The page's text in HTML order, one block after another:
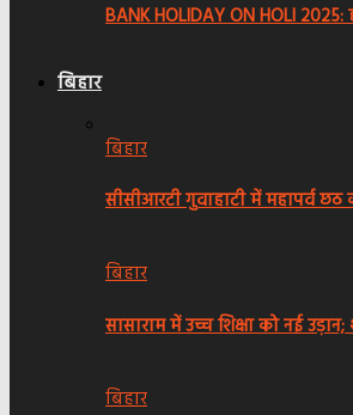
BANK HOLIDAY ON HOLI
बिहार
बिहार
सीसीआरटी गुवाहाटी में महापर्व
बिहार
सासाराम में उच्च शिक्षा को नई
बिहार